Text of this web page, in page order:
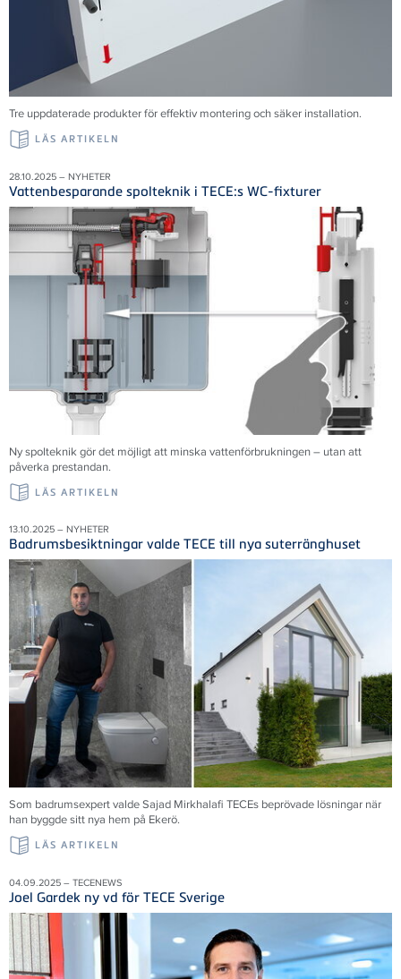
Tre uppdaterade produkter för effektiv montering och säker installation.
LÄS ARTIKELN
28.10.2025 – NYHETER
Vattenbesparande spolteknik i TECE:s WC-fixturer
Ny spolteknik gör det möjligt att minska vattenförbrukningen – utan att
påverka prestandan.
LÄS ARTIKELN
13.10.2025 – NYHETER
Badrumsbesiktningar valde TECE till nya suterränghuset
Som badrumsexpert valde Sajad Mirkhalafi TECEs beprövade lösningar när
han byggde sitt nya hem på Ekerö.
LÄS ARTIKELN
04.09.2025 – TECENEWS
Joel Gardek ny vd för TECE Sverige